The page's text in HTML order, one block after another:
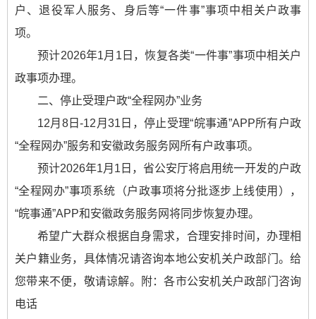
户、退役军人服务、身后等“一件事”事项中相关户政事
项。
预计2026年1月1日，恢复各类“一件事”事项中相关户
政事项办理。
二、停止受理户政“全程网办”业务
12月8日-12月31日，停止受理“皖事通”APP所有户政
“全程网办”服务和安徽政务服务网所有户政事项。
预计2026年1月1日，省公安厅将启用统一开发的户政
“全程网办”事项系统（户政事项将分批逐步上线使用），
“皖事通”APP和安徽政务服务网将同步恢复办理。
希望广大群众根据自身需求，合理安排时间，办理相
关户籍业务，具体情况请咨询本地公安机关户政部门。给
您带来不便，敬请谅解。附：各市公安机关户政部门咨询
电话